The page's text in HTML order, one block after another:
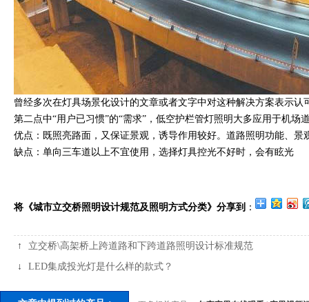
曾经多次在灯具场景化设计的文章或者文字中对这种解决方案表示
第二点中“用户已习惯”的“需求”，低空护栏管灯照明大多应用于机场
优点：既照亮路面，又保证景观，诱导作用较好。道路照明功能、景
缺点：单向三车道以上不宜使用，选择灯具控光不好时，会有眩光
将《城市立交桥照明设计规范及照明方式分类》分享到 ：
↑
立交桥\高架桥上跨道路和下跨道路照明设计标准规范
↓
LED集成投光灯是什么样的款式？